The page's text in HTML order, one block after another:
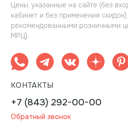
Цены, указанные на сайте (без
кабинет и без применения
рекомендованными розничными
МРЦ).
КОНТАКТЫ
+7 (843) 292-00-00
Обратный звонок